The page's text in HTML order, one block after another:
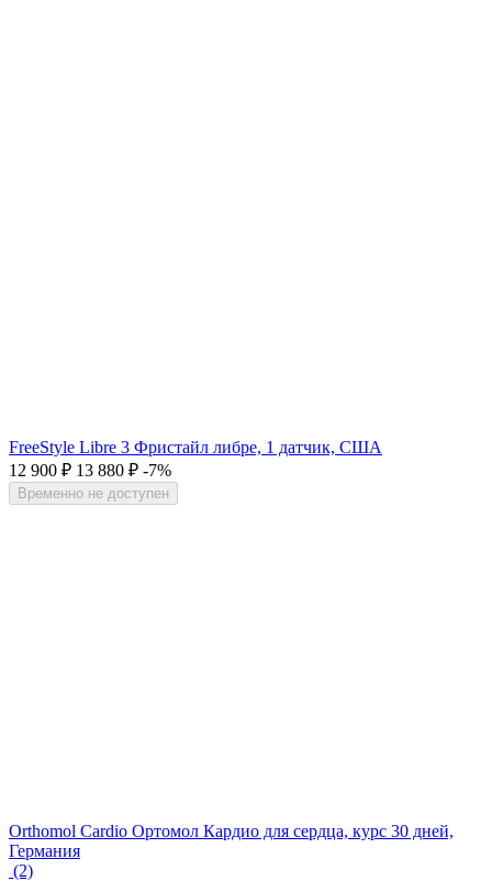
FreeStyle Libre 3 Фристайл либре, 1 датчик, США
12 900 ₽ 13 880 ₽ -7%
Временно не доступен
Orthomol Cardio Ортомол Кардио для сердца, курс 30 дней,
Германия
(2)